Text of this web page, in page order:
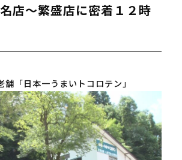
～繁盛店に密着１２時
舗「日本一うまいトコロテン」